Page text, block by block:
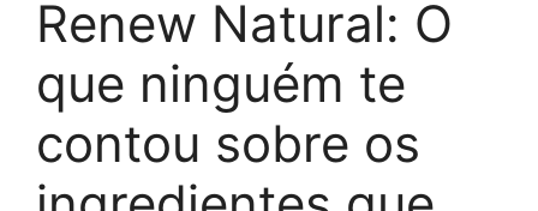
Renew Natural: O
que ninguém te
contou sobre os